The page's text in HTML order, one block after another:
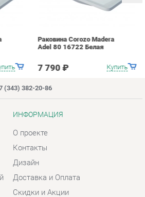
382-20-86
ИНФОРМАЦИЯ
Контакты
Дизайн
Доставка и Оплата
Скидки и Акции
Политика
Гарантия